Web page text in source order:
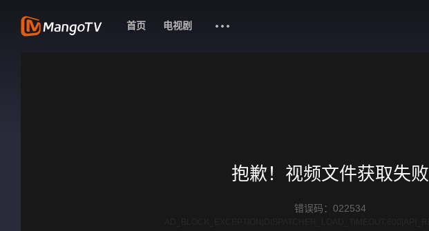
首页 电视剧
抱歉！视频文件获取失败
错误码：022534